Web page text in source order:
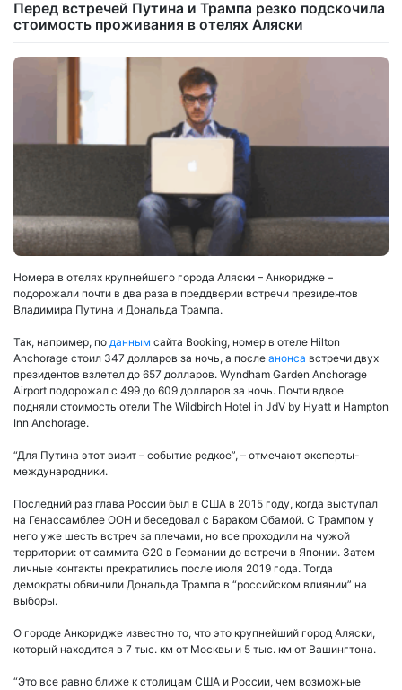
Перед встречей Путина и Трампа резко подскочила
стоимость проживания в отелях Аляски
Номера в отелях крупнейшего города Аляски – Анкоридже –
подорожали почти в два раза в преддверии встречи президентов
Владимира Путина и Дональда Трампа.
Так, например, по данным сайта Booking, номер в отеле Hilton
Anchorage стоил 347 долларов за ночь, а после анонса встречи двух
президентов взлетел до 657 долларов. Wyndham Garden Anchorage
Airport подорожал с 499 до 609 долларов за ночь. Почти вдвое
подняли стоимость отели The Wildbirch Hotel in JdV by Hyatt и Hampton
Inn Anchorage.
“Для Путина этот визит – событие редкое”, – отмечают эксперты-
международники.
Последний раз глава России был в США в 2015 году, когда выступал
на Генассамблее ООН и беседовал с Бараком Обамой. С Трампом у
него уже шесть встреч за плечами, но все проходили на чужой
территории: от саммита G20 в Германии до встречи в Японии. Затем
личные контакты прекратились после июля 2019 года. Тогда
демократы обвинили Дональда Трампа в “российском влиянии” на
выборы.
О городе Анкоридже известно то, что это крупнейший город Аляски,
который находится в 7 тыс. км от Москвы и 5 тыс. км от Вашингтона.
“Это все равно ближе к столицам США и России, чем возможные